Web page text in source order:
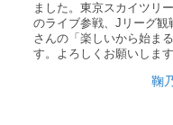
ました。東京スカイツリ
のライブ参戦、Jリーグ観
さんの「楽しいから始ま
す。よろしくお願いします
鞠